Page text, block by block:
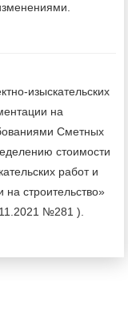
изыскательских
на
Сметных
стоимости
работ и
на строительство»
№281 ).